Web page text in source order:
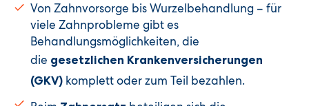
Von Zahnvorsorge bis Wurzelbehandlung – für
viele Zahnprobleme gibt es
Behandlungsmöglichkeiten, die
die gesetzlichen Krankenversicherungen
(GKV) komplett oder zum Teil bezahlen.